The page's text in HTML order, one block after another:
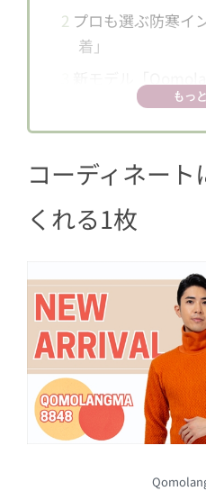
2 プロも選ぶ防寒イ
着」
首元がすっき
クタイプ
3.2 首元までしっ
4従来の「チョモラ
もっ
コーディネー
くれる1枚